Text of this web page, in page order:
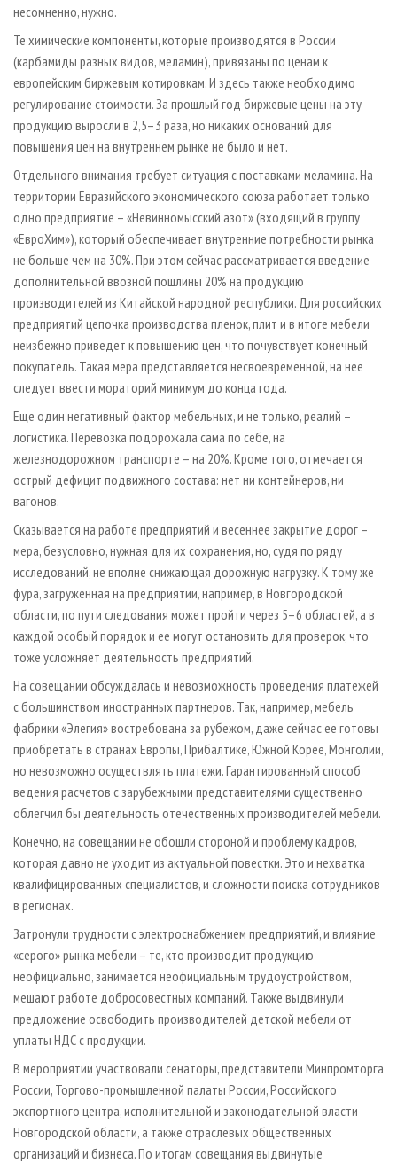
несомненно, нужно.
Те химические компоненты, которые производятся в России
(карбамиды разных видов, меламин), привязаны по ценам к
европейским биржевым котировкам. И здесь также необходимо
регулирование стоимости. За прошлый год биржевые цены на эту
продукцию выросли в 2,5–3 раза, но никаких оснований для
повышения цен на внутреннем рынке не было и нет.
Отдельного внимания требует ситуация с поставками меламина. На
территории Евразийского экономического союза работает только
одно предприятие – «Невинномысский азот» (входящий в группу
«ЕвроХим»), который обеспечивает внутренние потребности рынка
не больше чем на 30%. При этом сейчас рассматривается введение
дополнительной ввозной пошлины 20% на продукцию
производителей из Китайской народной республики. Для российских
предприятий цепочка производства пленок, плит и в итоге мебели
неизбежно приведет к повышению цен, что почувствует конечный
покупатель. Такая мера представляется несвоевременной, на нее
следует ввести мораторий минимум до конца года.
Еще один негативный фактор мебельных, и не только, реалий –
логистика. Перевозка подорожала сама по себе, на
железнодорожном транспорте – на 20%. Кроме того, отмечается
острый дефицит подвижного состава: нет ни контейнеров, ни
вагонов.
Сказывается на работе предприятий и весеннее закрытие дорог –
мера, безусловно, нужная для их сохранения, но, судя по ряду
исследований, не вполне снижающая дорожную нагрузку. К тому же
фура, загруженная на предприятии, например, в Новгородской
области, по пути следования может пройти через 5–6 областей, а в
каждой особый порядок и ее могут остановить для проверок, что
тоже усложняет деятельность предприятий.
На совещании обсуждалась и невозможность проведения платежей
с большинством иностранных партнеров. Так, например, мебель
фабрики «Элегия» востребована за рубежом, даже сейчас ее готовы
приобретать в странах Европы, Прибалтике, Южной Корее, Монголии,
но невозможно осуществлять платежи. Гарантированный способ
ведения расчетов с зарубежными представителями существенно
облегчил бы деятельность отечественных производителей мебели.
Конечно, на совещании не обошли стороной и проблему кадров,
которая давно не уходит из актуальной повестки. Это и нехватка
квалифицированных специалистов, и сложности поиска сотрудников
в регионах.
Затронули трудности с электроснабжением предприятий, и влияние
«серого» рынка мебели – те, кто производит продукцию
неофициально, занимается неофициальным трудоустройством,
мешают работе добросовестных компаний. Также выдвинули
предложение освободить производителей детской мебели от
уплаты НДС с продукции.
В мероприятии участвовали сенаторы, представители Минпромторга
России, Торгово-промышленной палаты России, Российского
экспортного центра, исполнительной и законодательной власти
Новгородской области, а также отраслевых общественных
организаций и бизнеса. По итогам совещания выдвинутые